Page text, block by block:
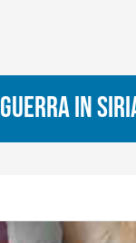
Guerra in